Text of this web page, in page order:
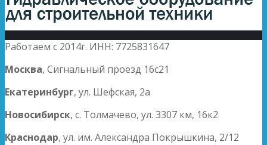
Работаем с 2014г. ИНН: 7725831647
Москва, Сигнальный проезд 16с21
Екатеринбург, ул. Шефская, 2а
Новосибирск, с. Толмачево, ул. 3307 км, 16к2
Краснодар, ул. им. Александра Покрышкина, 2/12